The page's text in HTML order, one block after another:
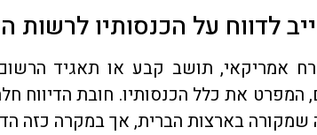
לדווח על הכנסותיו
אמריקאי, תושב קבע או תאגיד
המפרט את כלל הכנסותיו. חובת הדיווח
שמקורה בארצות הברית, אך במקרה כזה